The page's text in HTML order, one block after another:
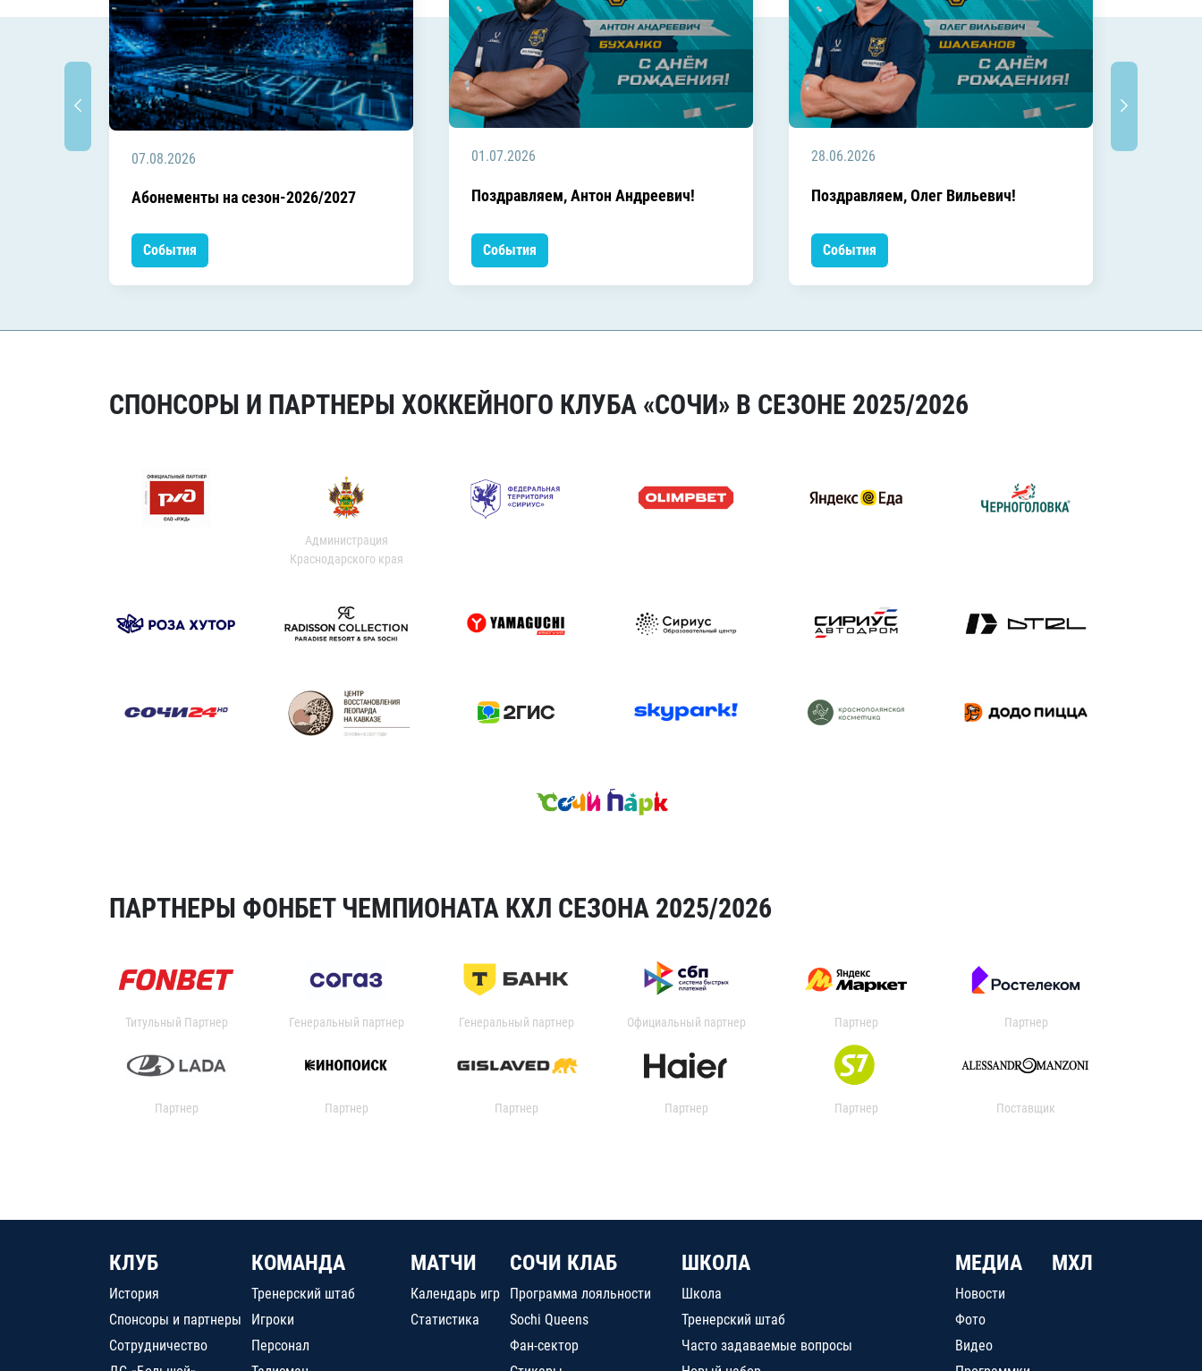
07.08.2026
Абонементы на сезон-2026/2027
События
01.07.2026
Поздравляем, Антон Андреевич!
События
28.06.2026
Поздравляем, Олег Вильевич!
События
СПОНСОРЫ И ПАРТНЕРЫ ХОККЕЙНОГО КЛУБА «СОЧИ» В СЕЗОНЕ 2025/2026
Администрация
Краснодарского края
ПАРТНЕРЫ ФОНБЕТ ЧЕМПИОНАТА КХЛ СЕЗОНА 2025/2026
Титульный Партнер Генеральный партнер Генеральный партнер Официальный партнер Партнер Партнер
Партнер Партнер Партнер Партнер Партнер Поставщик
КЛУБ
История
Спонсоры и партнеры
Сотрудничество
КОМАНДА
Тренерский штаб
Игроки
Персонал
МАТЧИ
Календарь игр
Статистика
СОЧИ КЛАБ
Программа лояльности
Sochi Queens
Фан-сектор
ШКОЛА
Школа
Тренерский штаб
Часто задаваемые вопросы
МЕДИА
Новости
Фото
Видео
МХЛ